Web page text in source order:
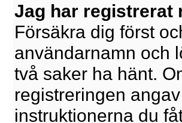
Jag har registrerat
Försäkra dig först
användarnamn och
två saker ha hänt.
registreringen
instruktionerna du